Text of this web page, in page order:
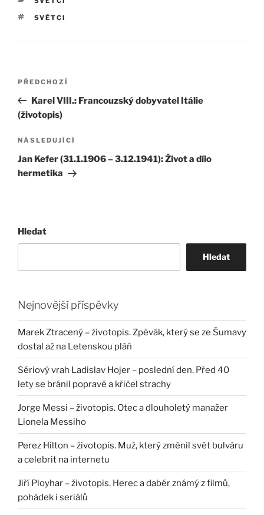
ŠTÍTKY
SVĚTCI
Navigace
příspěvek
Předchozí
příspěvek
PŘEDCHOZÍ
Karel VIII.: Francouzský dobyvatel Itálie
(životopis)
Následující
příspěvek
NÁSLEDUJÍCÍ
Jan Kefer (31.1.1906 – 3.12.1941): Život a dílo
hermetika
Hledat
Hledat
Nejnovější příspěvky
Marek Ztracený – životopis. Zpěvák, který se ze Šumavy
dostal až na Letenskou pláň
Sériový vrah Ladislav Hojer – poslední den. Před 40
lety se bránil popravě a křičel strachy
Jorge Messi – životopis. Otec a dlouholetý manažer
Lionela Messiho
Perez Hilton – životopis. Muž, který změnil svět bulváru
a celebrit na internetu
Jiří Ployhar – životopis. Herec a dabér známý z filmů,
pohádek i seriálů